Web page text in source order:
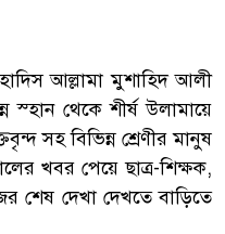
আল্লামা মুশাহিদ আলী
স্হান থেকে শীর্ষ উলামায়ে
সহ বিভিন্ন শ্রেণীর মানুষ
খবর পেয়ে ছাত্র-শিক্ষক,
শেষ দেখা দেখতে বাড়িতে